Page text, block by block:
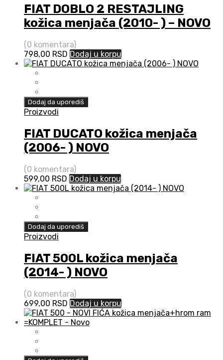
FIAT DOBLO 2 RESTAJLING
kožica menjača (2010- ) – NOVO
(0 komentara)
798,00 RSD Dodaj u korpu
Dodaj da uporediš
Proizvodi
FIAT DUCATO kožica menjača
(2006- ) NOVO
(0 komentara)
599,00 RSD Dodaj u korpu
Dodaj da uporediš
Proizvodi
FIAT 500L kožica menjača
(2014- ) NOVO
(0 komentara)
699,00 RSD Dodaj u korpu